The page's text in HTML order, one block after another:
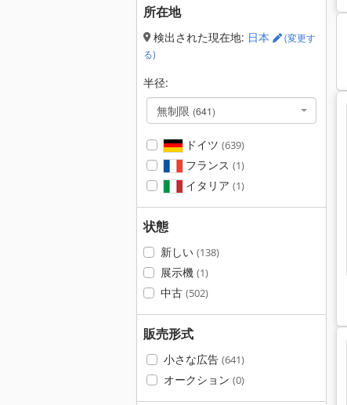
所在地
検出された現在地: 日本
(変更す
る)
半径:
無制限 (641)
ドイツ (639)
フランス (1)
イタリア (1)
状態
新しい (138)
展示機 (1)
中古 (502)
販売形式
小さな広告 (641)
オークション (0)